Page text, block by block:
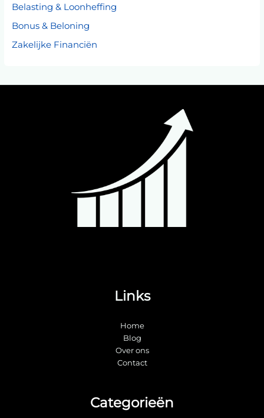
Belasting & Loonheffing
Bonus & Beloning
Zakelijke Financiën
Links
Home
Blog
Over ons
Contact
Categorieën